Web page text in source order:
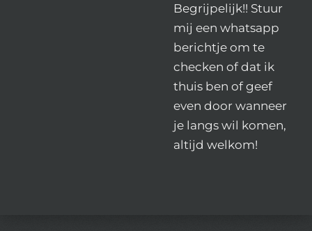
Begrijpelijk!! Stuur
mij een whatsapp
berichtje om te
checken of dat ik
thuis ben of geef
even door wanneer
je langs wil komen,
altijd welkom!